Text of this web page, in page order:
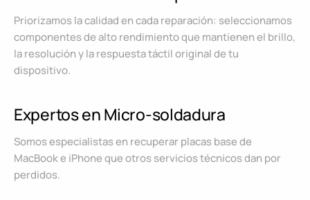
Priorizamos la calidad en cada reparación: seleccionamos
componentes de alto rendimiento que mantienen el brillo,
la resolución y la respuesta táctil original de tu
dispositivo.
Expertos en Micro-soldadura
Somos especialistas en recuperar placas base de
MacBook e iPhone que otros servicios técnicos dan por
perdidos.